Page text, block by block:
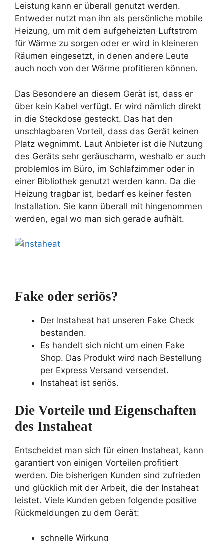
Leistung kann er überall genutzt werden.
Entweder nutzt man ihn als persönliche mobile
Heizung, um mit dem aufgeheizten Luftstrom
für Wärme zu sorgen oder er wird in kleineren
Räumen eingesetzt, in denen andere Leute
auch noch von der Wärme profitieren können.
Das Besondere an diesem Gerät ist, dass er
über kein Kabel verfügt. Er wird nämlich direkt
in die Steckdose gesteckt. Das hat den
unschlagbaren Vorteil, dass das Gerät keinen
Platz wegnimmt. Laut Anbieter ist die Nutzung
des Geräts sehr geräuscharm, weshalb er auch
problemlos im Büro, im Schlafzimmer oder in
einer Bibliothek genutzt werden kann. Da die
Heizung tragbar ist, bedarf es keiner festen
Installation. Sie kann überall mit hingenommen
werden, egal wo man sich gerade aufhält.
Fake oder seriös?
Der Instaheat hat unseren Fake Check
bestanden.
Es handelt sich nicht um einen Fake
Shop. Das Produkt wird nach Bestellung
per Express Versand versendet.
Instaheat ist seriös.
Die Vorteile und Eigenschaften
des Instaheat
Entscheidet man sich für einen Instaheat, kann
garantiert von einigen Vorteilen profitiert
werden. Die bisherigen Kunden sind zufrieden
und glücklich mit der Arbeit, die der Instaheat
leistet. Viele Kunden geben folgende positive
Rückmeldungen zu dem Gerät:
schnelle Wirkung